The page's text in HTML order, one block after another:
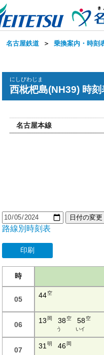
名古屋鉄道 ＞ 乗換案内・時刻
にしびわじま
西枇杷島(NH39) 時刻
名古屋本線
日付の変更
路線別時刻表
印刷
時
05 44空
06 13 岡 38空
う
58空
い イ
07 31明 46岡